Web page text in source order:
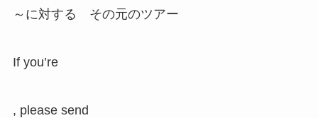
～に対する その元のツアー
If you’re
, please send